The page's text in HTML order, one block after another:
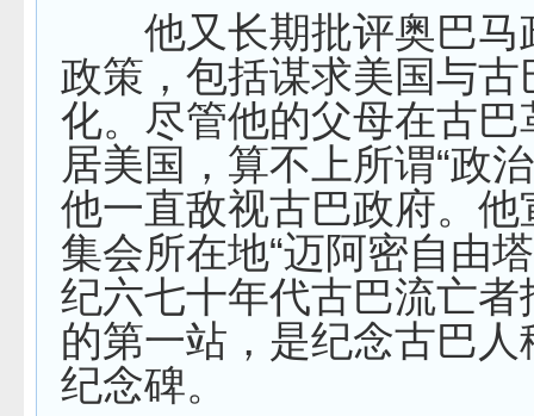
他又长期批评奥巴马
政策，包括谋求美国与古
化。尽管他的父母在古巴
居美国，算不上所谓“政
他一直敌视古巴政府。他
集会所在地“迈阿密自由
纪六七十年代古巴流亡者
的第一站，是纪念古巴人
纪念碑。